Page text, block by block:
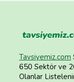
Tavsiyemiz.com
650 Sektör ve
Olanlar